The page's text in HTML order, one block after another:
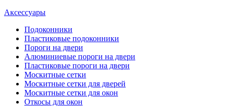
Аксессуары
Подоконники
Пластиковые подоконники
Пороги на двери
Алюминиевые пороги на двери
Пластиковые пороги на двери
Москитные сетки
Москитные сетки для дверей
Москитные сетки для окон
Откосы для окон